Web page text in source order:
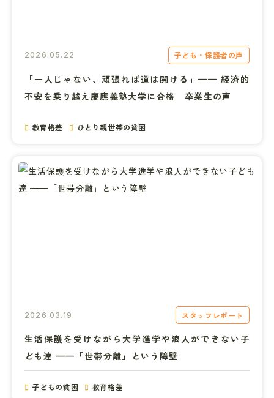
2026.05.22 子ども・保護者の声
「一人じゃない、頑張れば道は開ける」—— 経済的
不安を乗り越え慶應義塾大学に合格　卒業生の声
教育格差 ひとり親世帯の貧困
2026.03.19 スタッフレポート
生活保護を受けながら大学進学や浪人ができない子
ども達 ——「世帯分離」という障壁
子どもの貧困 教育格差